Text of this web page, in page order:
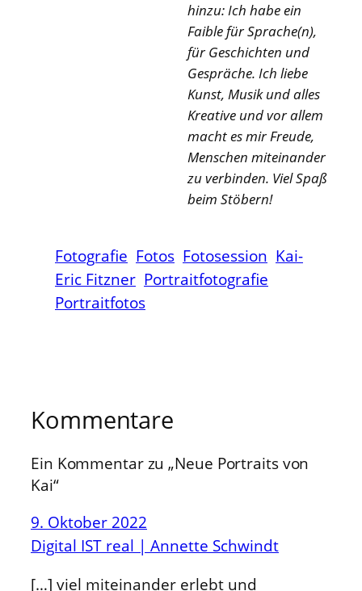
hinzu: Ich habe ein
Faible für Sprache(n),
für Geschichten und
Gespräche. Ich liebe
Kunst, Musik und alles
Kreative und vor allem
macht es mir Freude,
Menschen miteinander
zu verbinden. Viel Spaß
beim Stöbern!
Fotografie Fotos Fotosession Kai-
Eric Fitzner Portraitfotografie
Portraitfotos
Kommentare
Ein Kommentar zu „Neue Portraits von
Kai“
9. Oktober 2022
Digital IST real | Annette Schwindt
[…] viel miteinander erlebt und